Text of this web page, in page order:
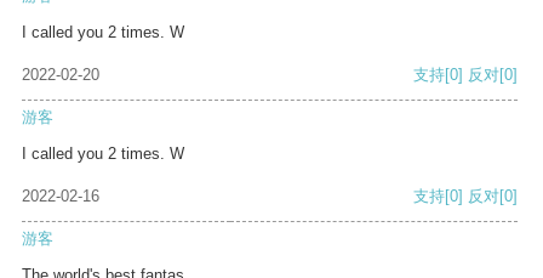
I called you 2 times. W
2022-02-20 支持[0] 反对[0]
游客
I called you 2 times. W
2022-02-16 支持[0] 反对[0]
游客